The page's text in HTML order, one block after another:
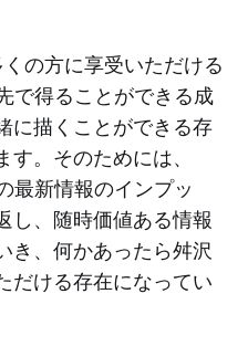
の方に享受いただける
で得ることができる成
に描くことができる存
。そのためには、
最新情報のインプッ
し、随時価値ある情報
き、何かあったら舛沢
だける存在になってい